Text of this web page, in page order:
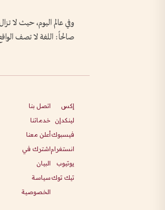
وفي عالم اليوم، حيث لا
صالحاً: اللغة لا تصف
إكس
لينكدإن
فيسبوك
انستغرام
يوتيوب
تيك توك
اتصل بنا
خدماتنا
أعلن معنا
اشترك في
البيان
سياسة
الخصوصية